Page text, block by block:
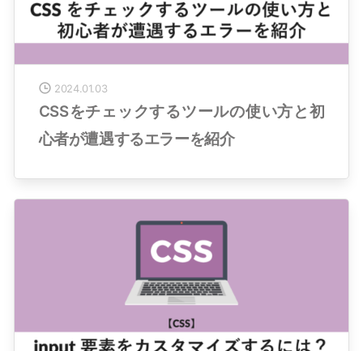
2024.01.03
CSSをチェックするツールの使い方と初
心者が遭遇するエラーを紹介